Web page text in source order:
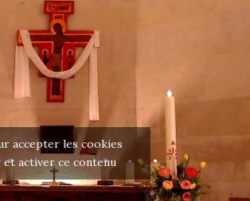
accepter les cookies
activer ce contenu